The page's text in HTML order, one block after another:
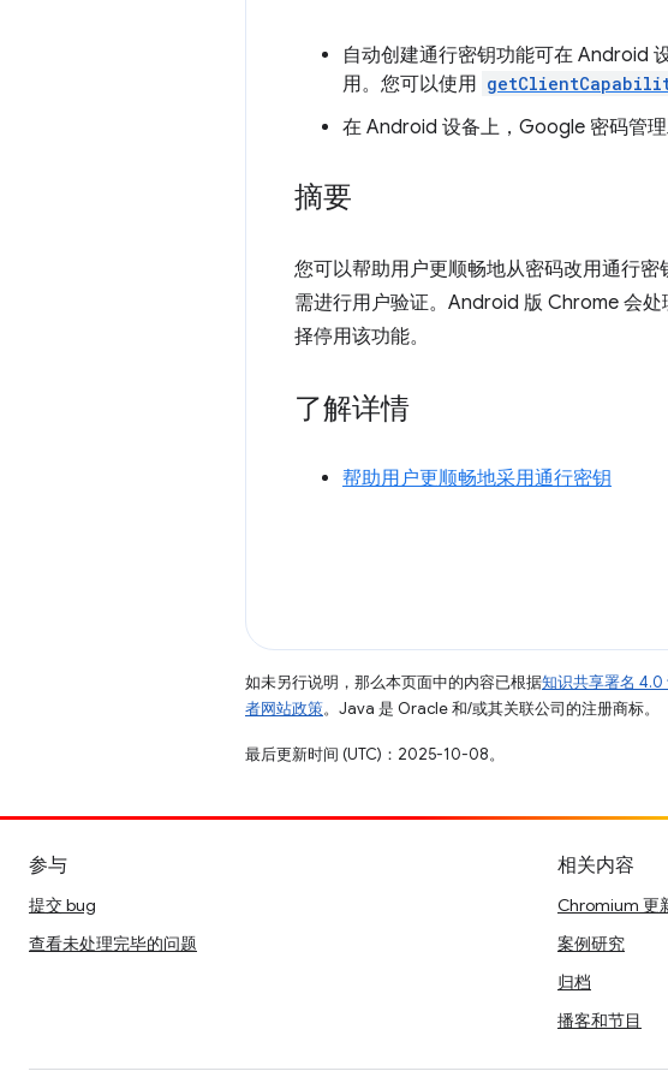
自动创建通行密钥功能可在 Android
用。您可以使用
在 Android 设备上，Google 密码管理
摘要
您可以帮助用户更顺畅地从密码改用通行
需进行用户验证。Android 版 Chrome 会
择停用该功能。
了解详情
帮助用户更顺畅地采用通行密钥
如未另行说明，那么本页面中的内容已根据知识共享署名 4.0
者网站政策。Java 是 Oracle 和/或其关联公司的注册商标。
最后更新时间 (UTC)：2025-10-08。
参与
提交 bug
查看未处理完毕的问题
相关内容
Chromium 更
案例研究
归档
播客和节目